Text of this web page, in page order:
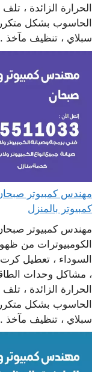
الحرارة الزائدة ،
الحاسوب بشكل متكرر
سبلاي ، تنظيف مآخذ
كمبيوتر بالمنزل
مهندس كمبيوتر
الكومبيوترات من
السوداء ، تعطيل
، مشاكل وحدات
الحرارة الزائدة ،
الحاسوب بشكل متكرر
سبلاي ، تنظيف مآخذ